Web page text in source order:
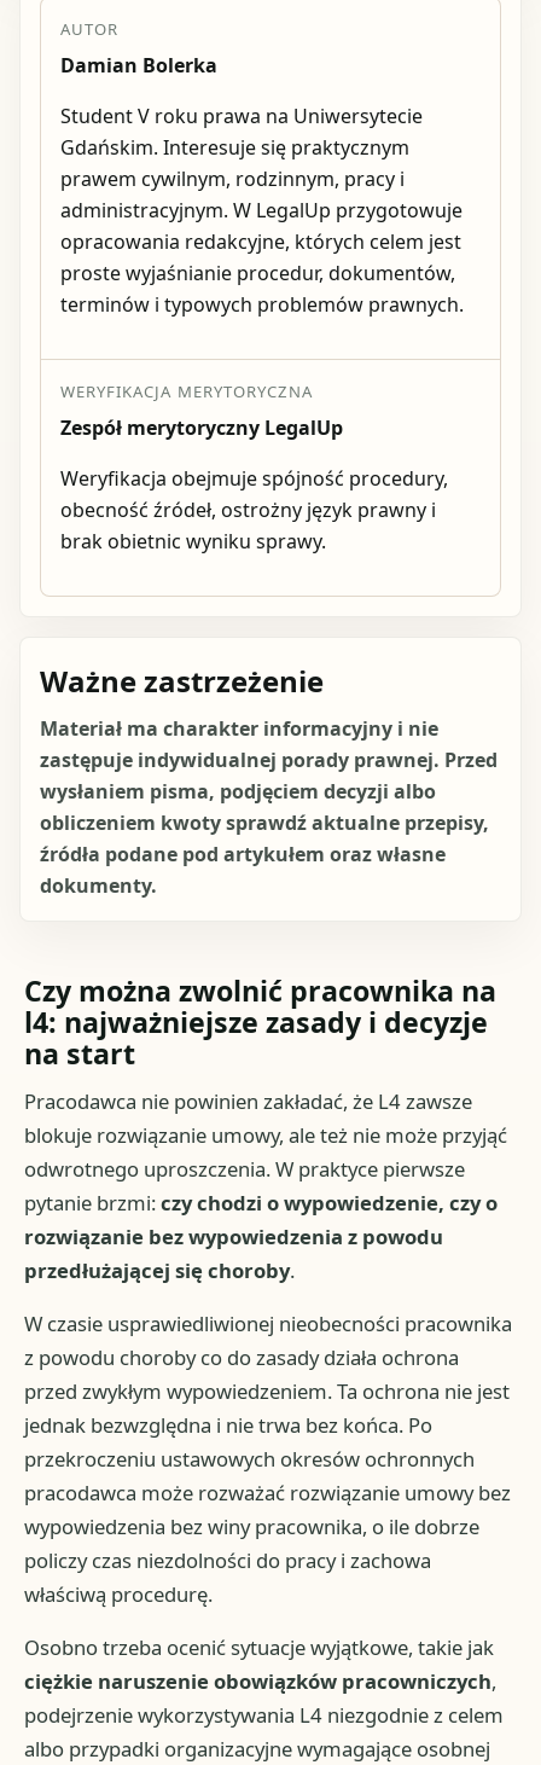
AUTOR
Damian Bolerka
Student V roku prawa na Uniwersytecie
Gdańskim. Interesuje się praktycznym
prawem cywilnym, rodzinnym, pracy i
administracyjnym. W LegalUp przygotowuje
opracowania redakcyjne, których celem jest
proste wyjaśnianie procedur, dokumentów,
terminów i typowych problemów prawnych.
WERYFIKACJA MERYTORYCZNA
Zespół merytoryczny LegalUp
Weryfikacja obejmuje spójność procedury,
obecność źródeł, ostrożny język prawny i
brak obietnic wyniku sprawy.
Ważne zastrzeżenie
Materiał ma charakter informacyjny i nie
zastępuje indywidualnej porady prawnej. Przed
wysłaniem pisma, podjęciem decyzji albo
obliczeniem kwoty sprawdź aktualne przepisy,
źródła podane pod artykułem oraz własne
dokumenty.
Czy można zwolnić pracownika na
l4: najważniejsze zasady i decyzje
na start
Pracodawca nie powinien zakładać, że L4 zawsze
blokuje rozwiązanie umowy, ale też nie może przyjąć
odwrotnego uproszczenia. W praktyce pierwsze
pytanie brzmi:czy chodzi o wypowiedzenie, czy o
rozwiązanie bez wypowiedzenia z powodu
przedłużającej się choroby.
W czasie usprawiedliwionej nieobecności pracownika
z powodu choroby co do zasady działa ochrona
przed zwykłym wypowiedzeniem. Ta ochrona nie jest
jednak bezwzględna i nie trwa bez końca. Po
przekroczeniu ustawowych okresów ochronnych
pracodawca może rozważać rozwiązanie umowy bez
wypowiedzenia bez winy pracownika, o ile dobrze
policzy czas niezdolności do pracy i zachowa
właściwą procedurę.
Osobno trzeba ocenić sytuacje wyjątkowe, takie jak
ciężkie naruszenie obowiązków pracowniczych,
podejrzenie wykorzystywania L4 niezgodnie z celem
albo przypadki organizacyjne wymagające osobnej